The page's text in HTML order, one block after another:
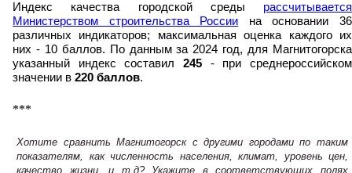
Индекс качества городской среды рассчитывается
Министерством строительства России на основании 36
различных индикаторов; максимальная оценка каждого их
них - 10 баллов. По данным за 2024 год, для Магнитогорска
указанный индекс составил 245 - при среднероссийском
значении в 220 баллов.
***
Хотите сравнить Магнитогорск с другими городами по таким
показателям, как численность населения, климат, уровень цен,
качество жизни, и т.д? Укажите в соответствующих полях